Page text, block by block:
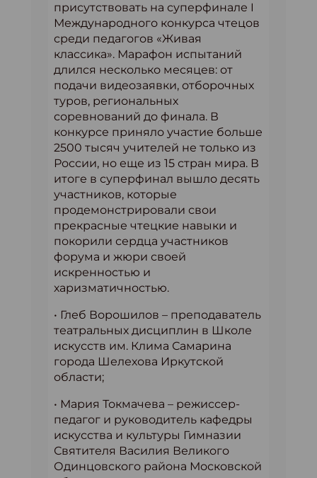
присутствовать на суперфинале I
Международного конкурса чтецов
среди педагогов «Живая
классика». Марафон испытаний
длился несколько месяцев: от
подачи видеозаявки, отборочных
туров, региональных
соревнований до финала. В
конкурсе приняло участие больше
2500 тысяч учителей не только из
России, но еще из 15 стран мира. В
итоге в суперфинал вышло десять
участников, которые
продемонстрировали свои
прекрасные чтецкие навыки и
покорили сердца участников
форума и жюри своей
искренностью и
харизматичностью.
• Глеб Ворошилов – преподаватель
театральных дисциплин в Школе
искусств им. Клима Самарина
города Шелехова Иркутской
области;
• Мария Токмачева – режиссер-
педагог и руководитель кафедры
искусства и культуры Гимназии
Святителя Василия Великого
Одинцовского района Московской